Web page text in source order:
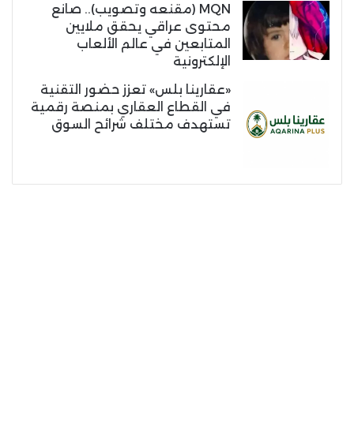
MQN (مقنعه وتصويب).. صانع
محتوى عراقي يحقق ملايين
المتابعين في عالم الألعاب
الإلكترونية
«عقارينا بلس» تعزز حضور التقنية
في القطاع العقاري بمنصة رقمية
تستهدف مختلف شرائح السوق